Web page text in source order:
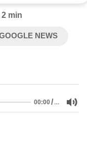
2 min
NEWS
00:00/…